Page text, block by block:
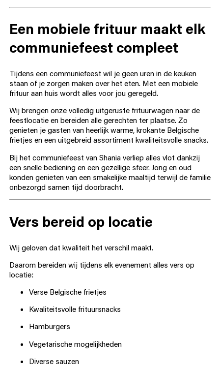
Een mobiele frituur maakt elk
communiefeest compleet
Tijdens een communiefeest wil je geen uren in de keuken
staan of je zorgen maken over het eten. Met een mobiele
frituur aan huis wordt alles voor jou geregeld.
Wij brengen onze volledig uitgeruste frituurwagen naar de
feestlocatie en bereiden alle gerechten ter plaatse. Zo
genieten je gasten van heerlijk warme, krokante Belgische
frietjes en een uitgebreid assortiment kwaliteitsvolle snacks.
Bij het communiefeest van Shania verliep alles vlot dankzij
een snelle bediening en een gezellige sfeer. Jong en oud
konden genieten van een smakelijke maaltijd terwijl de familie
onbezorgd samen tijd doorbracht.
Vers bereid op locatie
Wij geloven dat kwaliteit het verschil maakt.
Daarom bereiden wij tijdens elk evenement alles vers op
locatie:
Verse Belgische frietjes
Kwaliteitsvolle frituursnacks
Hamburgers
Vegetarische mogelijkheden
Diverse sauzen